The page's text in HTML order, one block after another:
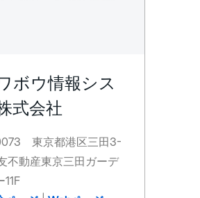
ボウ情報シス
式会社
東京都港区三田3-
不動産東京三田ガーデ
11F